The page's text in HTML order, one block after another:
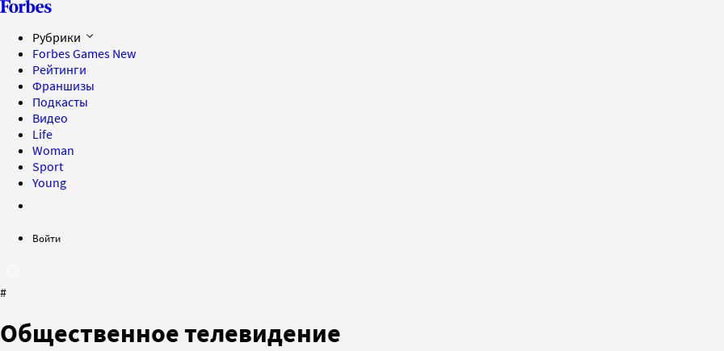
Рубрики
Forbes Games New
Рейтинги
Франшизы
Подкасты
Видео
Life
Woman
Sport
Young
Войти
#
Общественное телевидение